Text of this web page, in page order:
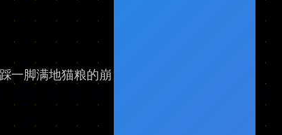
一脚满地猫粮的崩